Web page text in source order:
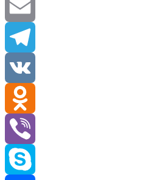
Twitter
Email
Telegram
VK
Odnoklassniki
Viber